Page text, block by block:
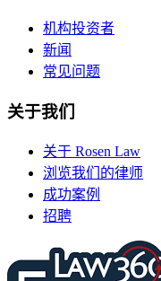
机构投资者
新闻
常见问题
关于我们
关于 Rosen Law
浏览我们的律师
成功案例
招聘